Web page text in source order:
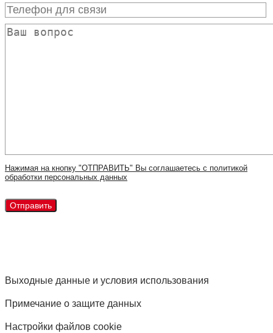
Нажимая на кнопку "ОТПРАВИТЬ" Вы соглашаетесь с политикой
обработки персональных данных
Выходные данные и условия использования
Примечание о защите данных
Настройки файлов cookie